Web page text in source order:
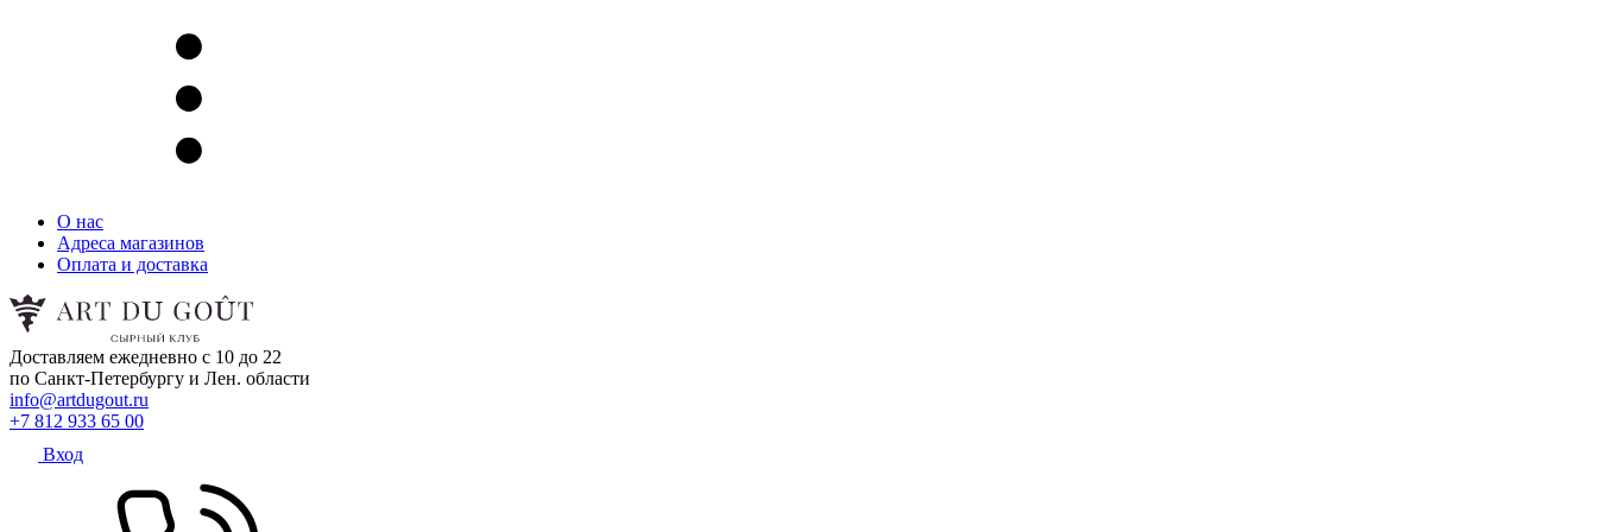
О нас
Адреса магазинов
Оплата и доставка
Доставляем ежедневно с 10 до 22
по Санкт-Петербургу и Лен. области
info@artdugout.ru
+7 812 933 65 00
Вход